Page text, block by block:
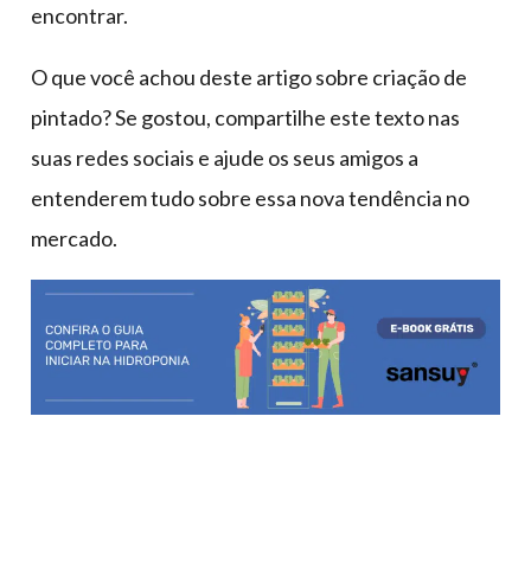
encontrar.
O que você achou deste artigo sobre criação de
pintado? Se gostou, compartilhe este texto nas
suas redes sociais e ajude os seus amigos a
entenderem tudo sobre essa nova tendência no
mercado.